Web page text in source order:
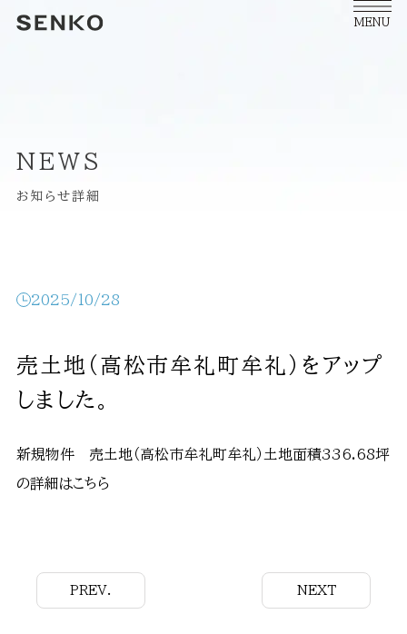
MENU
NEWS
お知らせ詳細
2025/10/28
売土地（高松市牟礼町牟礼）をアップ
しました。
新規物件 売土地（高松市牟礼町牟礼）土地面積336.68坪
の詳細はこちら
PREV. NEXT